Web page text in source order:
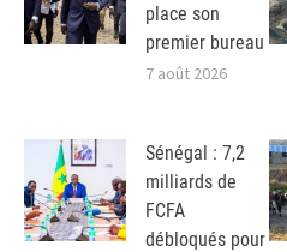
place son
premier bureau
7 août 2026
Sénégal : 7,2
milliards de
FCFA
débloqués pour